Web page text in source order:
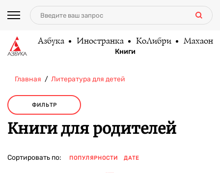
Азбука Иностранка КоЛибри Махаон
Книги
Главная Литература для детей
ФИЛЬТР
Книги для родителей
Сортировать по: ПОПУЛЯРНОСТИ ДАТЕ